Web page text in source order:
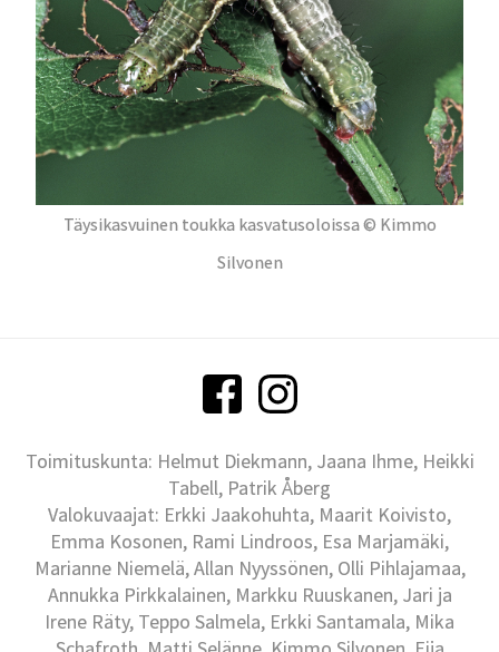
Täysikasvuinen toukka kasvatusoloissa © Kimmo
Silvonen
Toimituskunta: Helmut Diekmann, Jaana Ihme, Heikki
Tabell, Patrik Åberg
Valokuvaajat: Erkki Jaakohuhta, Maarit Koivisto,
Emma Kosonen, Rami Lindroos, Esa Marjamäki,
Marianne Niemelä, Allan Nyyssönen, Olli Pihlajamaa,
Annukka Pirkkalainen, Markku Ruuskanen, Jari ja
Irene Räty, Teppo Salmela, Erkki Santamala, Mika